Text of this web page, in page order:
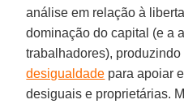
análise em relação à
dominação do capital (e a
trabalhadores),
desigualdade para apoiar
desiguais e proprietárias.